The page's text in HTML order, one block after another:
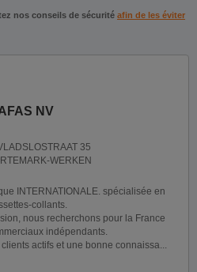
nos conseils de sécurité afin de les éviter
NV
35
WERKEN
INTERNATIONALE. spécialisée en
collants.
nous recherchons pour la France
indépendants.
actifs et une bonne connaissa...